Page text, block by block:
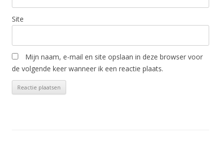
Site
Mijn naam, e-mail en site opslaan in deze browser voor
de volgende keer wanneer ik een reactie plaats.